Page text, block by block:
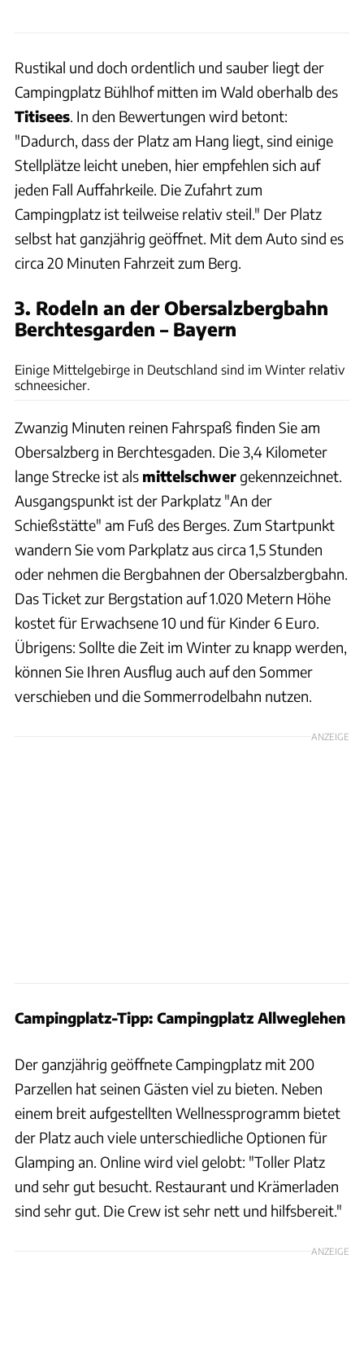
Rustikal und doch ordentlich und sauber liegt der
Campingplatz Bühlhof mitten im Wald oberhalb des
Titisees. In den Bewertungen wird betont:
"Dadurch, dass der Platz am Hang liegt, sind einige
Stellplätze leicht uneben, hier empfehlen sich auf
jeden Fall Auffahrkeile. Die Zufahrt zum
Campingplatz ist teilweise relativ steil." Der Platz
selbst hat ganzjährig geöffnet. Mit dem Auto sind es
circa 20 Minuten Fahrzeit zum Berg.
3. Rodeln an der Obersalzbergbahn
Berchtesgarden – Bayern
Einige Mittelgebirge in Deutschland sind im Winter relativ
schneesicher.
Zwanzig Minuten reinen Fahrspaß finden Sie am
Obersalzberg in Berchtesgaden. Die 3,4 Kilometer
lange Strecke ist als mittelschwergekennzeichnet.
Ausgangspunkt ist der Parkplatz "An der
Schießstätte" am Fuß des Berges. Zum Startpunkt
wandern Sie vom Parkplatz aus circa 1,5 Stunden
oder nehmen die Bergbahnen der Obersalzbergbahn.
Das Ticket zur Bergstation auf 1.020 Metern Höhe
kostet für Erwachsene 10 und für Kinder 6 Euro.
Übrigens: Sollte die Zeit im Winter zu knapp werden,
können Sie Ihren Ausflug auch auf den Sommer
verschieben und die Sommerrodelbahn nutzen.
ANZEIGE
Campingplatz-Tipp: Campingplatz Allweglehen
Der ganzjährig geöffnete Campingplatz mit 200
Parzellen hat seinen Gästen viel zu bieten. Neben
einem breit aufgestellten Wellnessprogramm bietet
der Platz auch viele unterschiedliche Optionen für
Glamping an. Online wird viel gelobt: "Toller Platz
und sehr gut besucht. Restaurant und Krämerladen
sind sehr gut. Die Crew ist sehr nett und hilfsbereit."
ANZEIGE